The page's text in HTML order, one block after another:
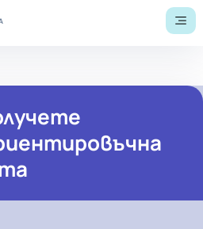
TRADE - GROUP WEBSITE